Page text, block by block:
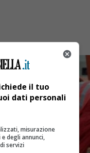
il tuo
dati personali
misurazione
degli annunci,
servizi